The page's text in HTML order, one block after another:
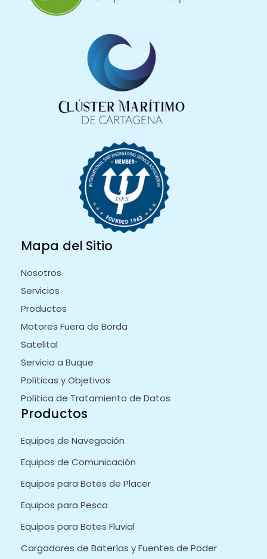
Mapa del Sitio
Nosotros
Servicios
Productos
Motores Fuera de Borda
Satelital
Servicio a Buque
Políticas y Objetivos
Política de Tratamiento de Datos
Productos
Equipos de Navegación
Equipos de Comunicación
Equipos para Botes de Placer
Equipos para Pesca
Equipos para Botes Fluvial
Cargadores de Baterías y Fuentes de Poder